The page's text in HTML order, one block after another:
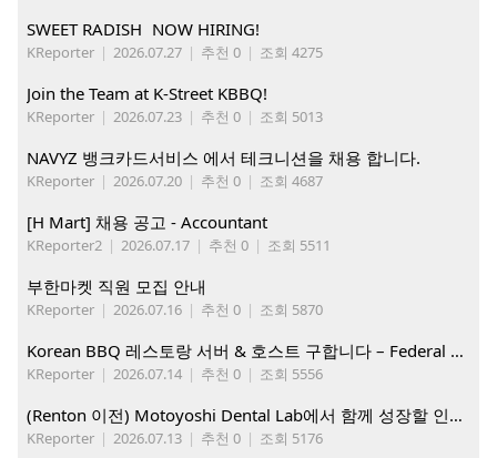
SWEET RADISH NOW HIRING!
KReporter | 2026.07.27 | 추천 0 | 조회 4275
Join the Team at K-Street KBBQ!
KReporter | 2026.07.23 | 추천 0 | 조회 5013
NAVYZ 뱅크카드서비스 에서 테크니션을 채용 합니다.
KReporter | 2026.07.20 | 추천 0 | 조회 4687
[H Mart] 채용 공고 - Accountant
KReporter2 | 2026.07.17 | 추천 0 | 조회 5511
부한마켓 직원 모집 안내
KReporter | 2026.07.16 | 추천 0 | 조회 5870
Korean BBQ 레스토랑 서버 & 호스트 구합니다 – Federal Way & Tacoma $45-$60/hr (server), $21-23/hr (Host)
KReporter | 2026.07.14 | 추천 0 | 조회 5556
(Renton 이전) Motoyoshi Dental Lab에서 함께 성장할 인재를 모십니다.
KReporter | 2026.07.13 | 추천 0 | 조회 5176